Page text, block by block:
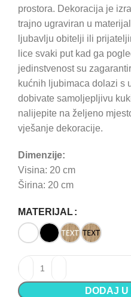
prostora. Dekoracija je
trajno ugraviran u
ljubavlju obitelji ili
lice svaki put kad ga
jedinstvenost su
kućnih ljubimaca dolazi s
dobivate samoljepljivu
nalijepite na željeno
vješanje dekoracije.
Dimenzije:
Visina: 20 cm
Širina: 20 cm
MATERIJAL
Dekoracija - Beware of
DODAJ